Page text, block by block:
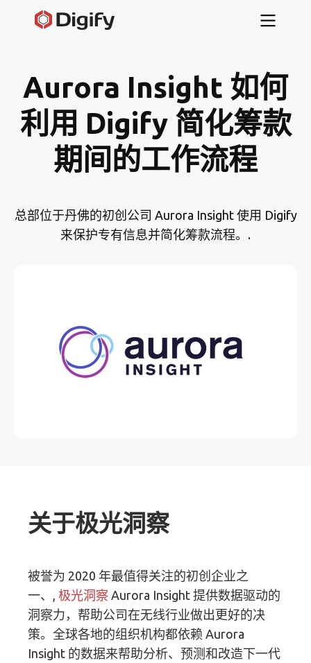
Aurora Insight 如何
利用 Digify 简化筹款
期间的工作流程
总部位于丹佛的初创公司 Aurora Insight 使用 Digify
来保护专有信息并简化筹款流程。.
关于极光洞察
被誉为 2020 年最值得关注的初创企业之
一、,极光洞察Aurora Insight 提供数据驱动的
洞察力，帮助公司在无线行业做出更好的决
策。全球各地的组织机构都依赖 Aurora
Insight 的数据来帮助分析、预测和改造下一代